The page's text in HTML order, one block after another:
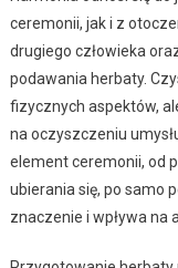
ceremonii, jak i z
drugiego człowieka
podawania herbaty.
fizycznych aspektów,
na oczyszczeniu
element ceremonii, od
ubierania się, po samo
znaczenie i wpływa na